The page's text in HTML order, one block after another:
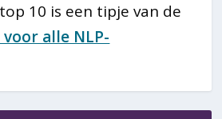
10 is een tipje van de
alle NLP-